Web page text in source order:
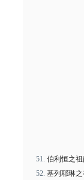
伯利恒之祖
基列耶琳